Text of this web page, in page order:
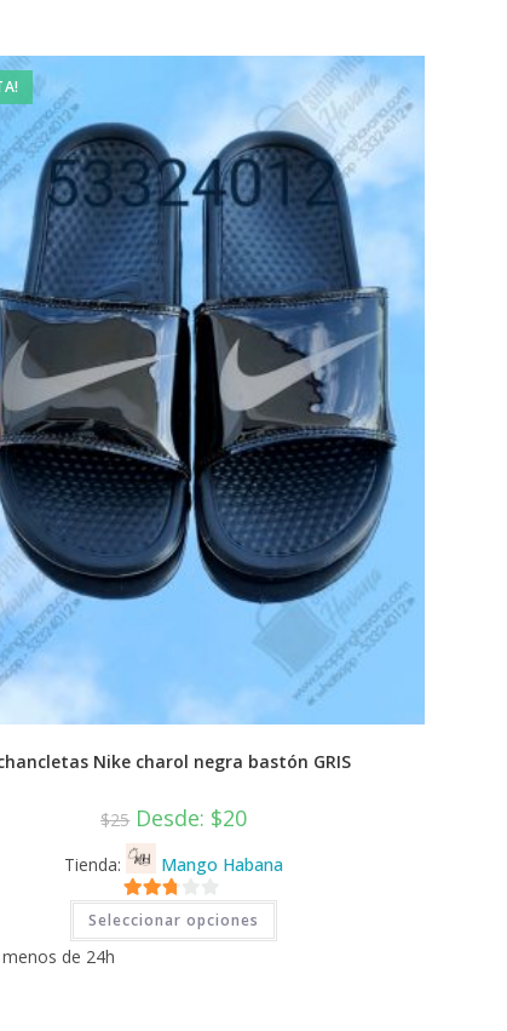
Nike charol negra bastón GRIS
$25 Desde: $20
Tienda: Mango Habana
2.71
de 5
Seleccionar opciones
Este
tiene
menos de 24h